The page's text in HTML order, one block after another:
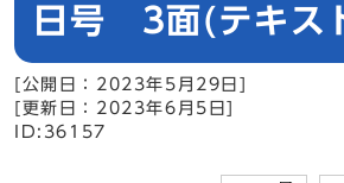
日号 3面(テキス
[公開日：2023年5月29日]
[更新日：2023年6月5日]
ID:36157